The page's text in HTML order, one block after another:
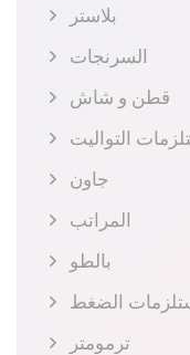
بلاستر
السرنجات
قطن و شاش
التواليت
جاون
المراتب
بالطو
الضغط
ترمومتر